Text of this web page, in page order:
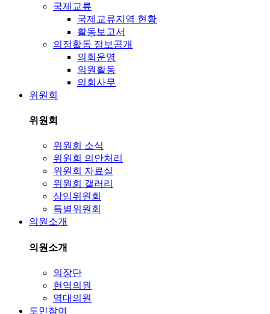
국제교류
국제교류지역 현황
활동보고서
의정활동 정보공개
의회운영
의원활동
의회사무
위원회
위원회
위원회 소식
위원회 의안처리
위원회 자료실
위원회 갤러리
상임위원회
특별위원회
의원소개
의원소개
의장단
현역의원
역대의원
도민참여